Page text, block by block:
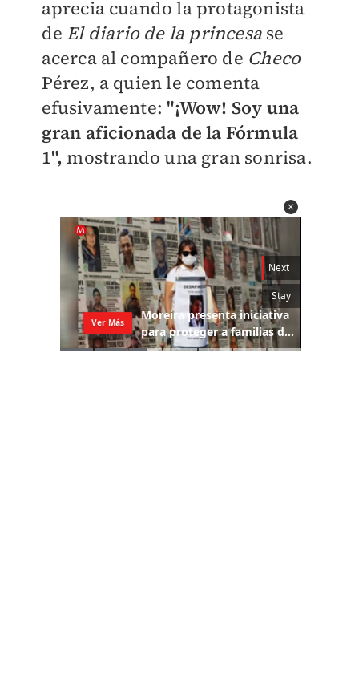
aprecia cuando la protagonista
de El diario de la princesase
acerca al compañero de Checo
Pérez, a quien le comenta
efusivamente:"¡Wow! Soy una
gran aficionada de la Fórmula
1", mostrando una gran sonrisa.